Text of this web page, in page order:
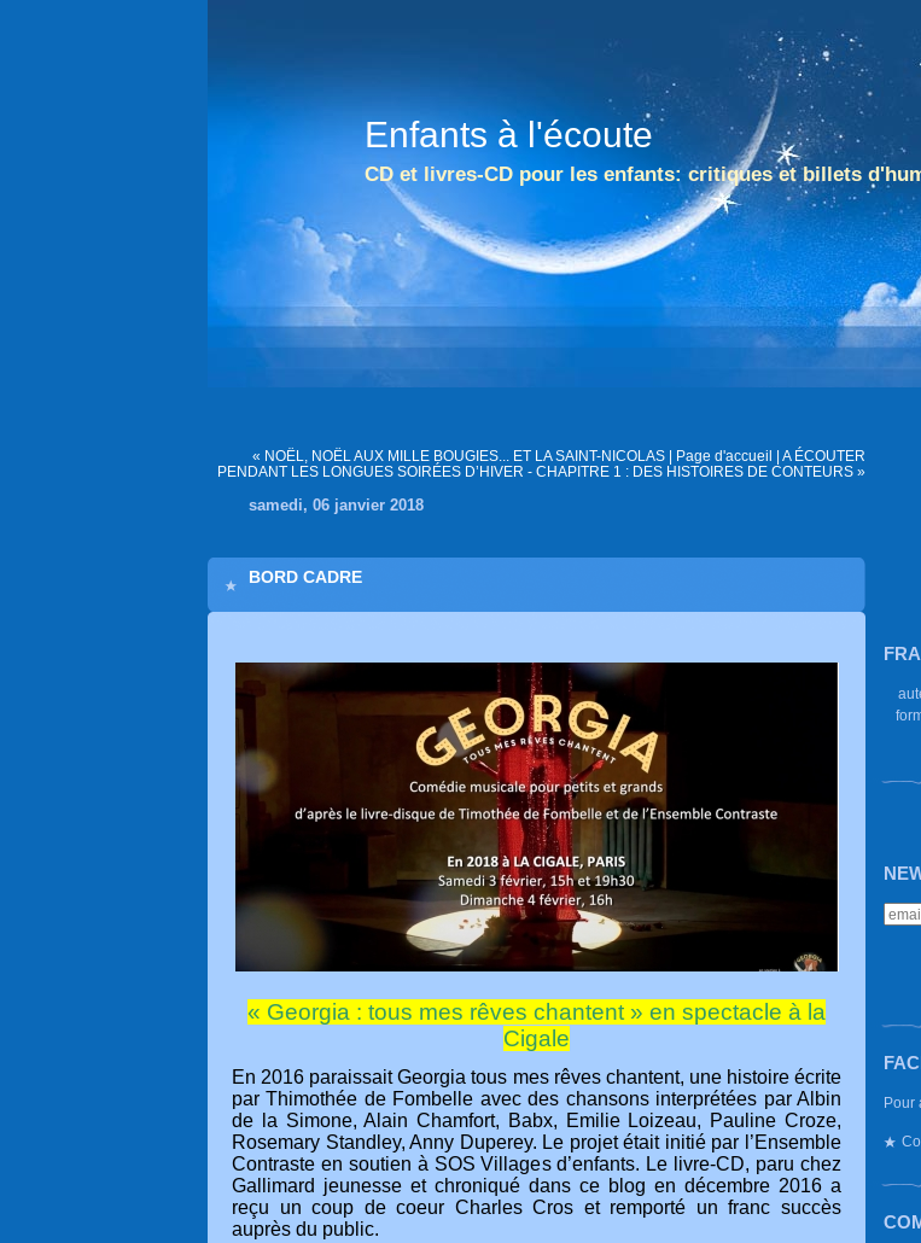
Enfants à l'écoute
CD et livres-CD pour les enfants: critiques et billets
Pour
« NOËL, NOËL AUX MILLE BOUGIES... ET LA SAINT-NICOLAS | Page d'accueil | A ÉCOUTER
PENDANT LES LONGUES SOIRÉES D’HIVER - CHAPITRE 1 : DES HISTOIRES DE CONTEURS »
samedi, 06 janvier 2018
BORD CADRE
« Georgia : tous mes rêves chantent » en spectacle à la
Cigale
En 2016 paraissait Georgia tous mes rêves chantent, une histoire écrite
par Thimothée de Fombelle avec des chansons interprétées par Albin
de la Simone, Alain Chamfort, Babx, Emilie Loizeau, Pauline Croze,
Rosemary Standley, Anny Duperey. Le projet était initié par l’Ensemble
Contraste en soutien à SOS Villages d’enfants. Le livre-CD, paru chez
Gallimard jeunesse et chroniqué dans ce blog en décembre 2016 a
reçu un coup de coeur Charles Cros et remporté un franc succès
auprès du public.